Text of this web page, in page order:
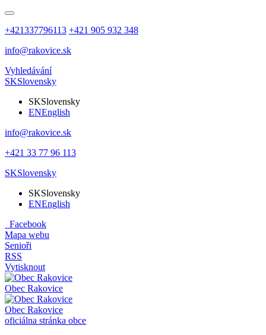
+421337796113 +421 905 932 348
info@rakovice.sk
Vyhledávání
SKSlovensky
SKSlovensky
ENEnglish
info@rakovice.sk
+421 33 77 96 113
SKSlovensky
SKSlovensky
ENEnglish
Facebook
Mapa webu
Senioři
RSS
Vytisknout
Obec Rakovice
Obec Rakovice
oficiálna stránka obce